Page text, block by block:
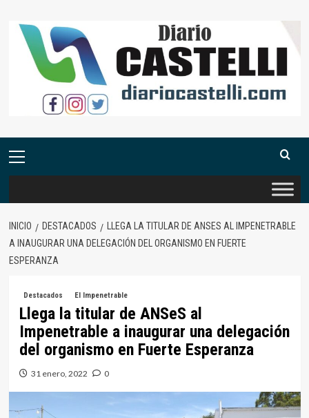
contenido
Menú
INICIO DESTACADOS
LLEGA LA TITULAR DE ANSES AL IMPENETRABLE
A INAUGURAR UNA DELEGACIÓN DEL ORGANISMO EN FUERTE
ESPERANZA
Destacados El Impenetrable
Llega la titular de ANSeS al
Impenetrable a inaugurar una delegación
del organismo en Fuerte Esperanza
31 enero, 2022 0